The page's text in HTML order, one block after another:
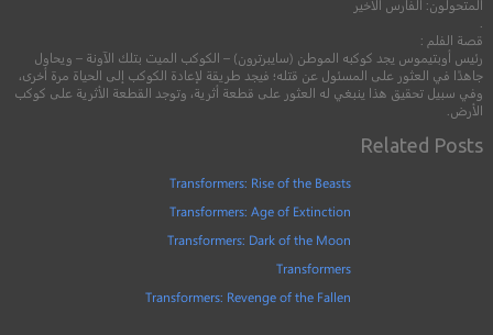
المتحولون: الفارس الأخير
قصة الفلم :
رئيس أوبتيموس يجد كوكبه الموطن (سايبرترون) – الكوكب الميت بتلك الآونة – ويحاول
جاهدًا في العثور على المسئول عن قتله؛ فيجد طريقة لإعادة الكوكب إلى الحياة مرة أخرى،
وفي سبيل تحقيق هذا ينبغي له العثور على قطعة أثرية، وتوجد القطعة الأثرية على كوكب
الأرض.
Related Posts
Transformers: Rise of the Beasts
Transformers: Age of Extinction
Transformers: Dark of the Moon
Transformers
Transformers: Revenge of the Fallen